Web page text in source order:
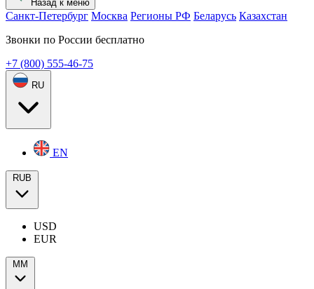
Назад к меню
Санкт-Петербург Москва Регионы РФ Беларусь Казахстан
Звонки по России бесплатно
+7 (800) 555-46-75
RU
EN
RUB
USD
EUR
ММ